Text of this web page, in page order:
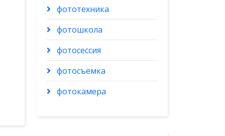
фототехника
фотошкола
фотосессия
фотосъемка
фотокамера